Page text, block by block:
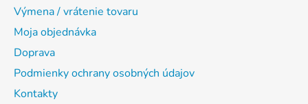
Výmena / vrátenie tovaru
Moja objednávka
Doprava
Podmienky ochrany osobných údajov
Kontakty